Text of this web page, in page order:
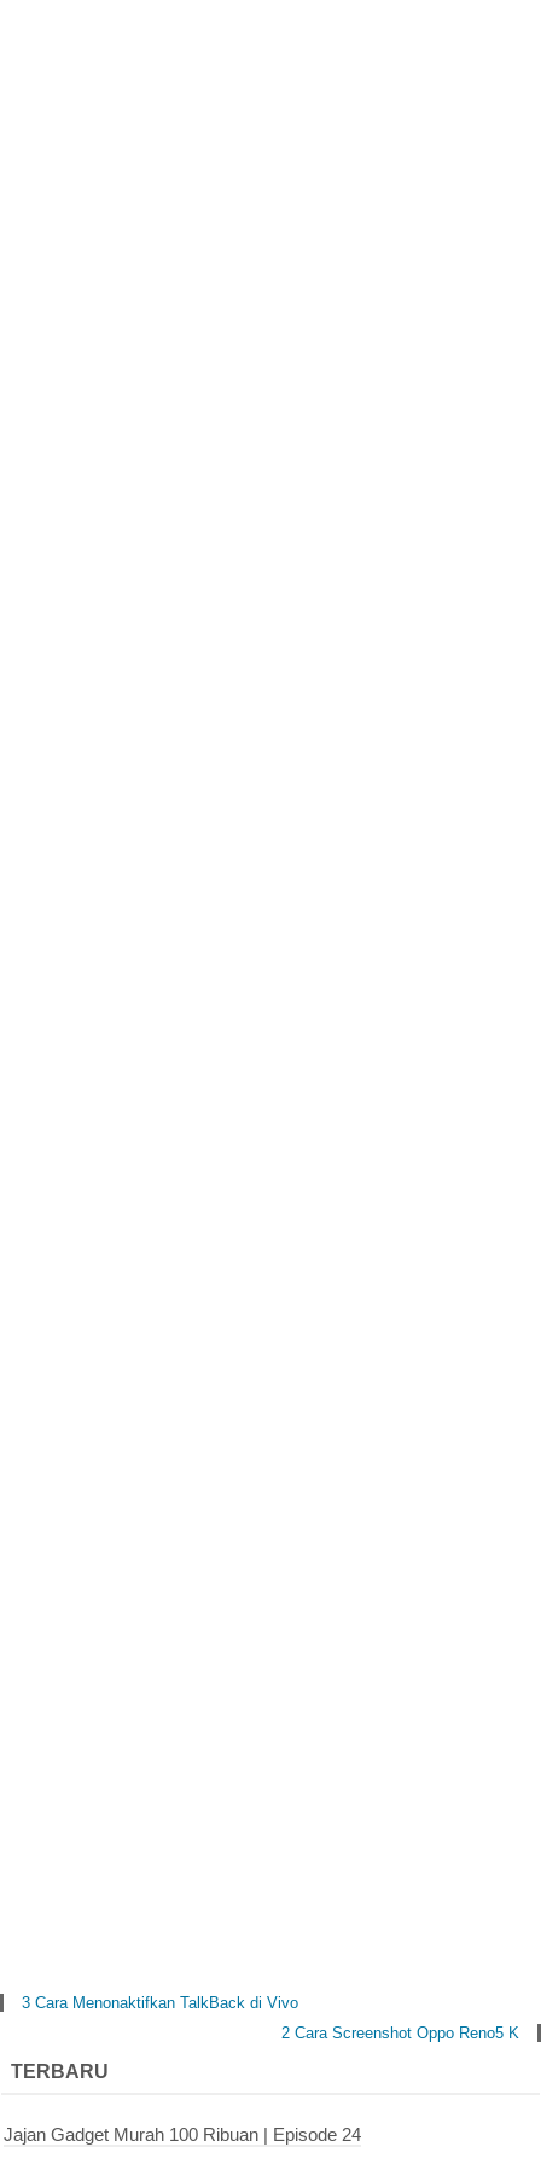
3 Cara Menonaktifkan TalkBack di Vivo
2 Cara Screenshot Oppo Reno5 K
TERBARU
Jajan Gadget Murah 100 Ribuan | Episode 24